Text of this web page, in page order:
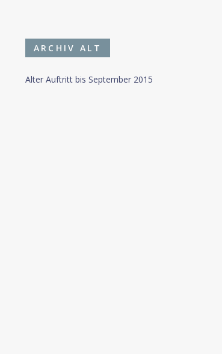
ARCHIV ALT
Alter Auftritt bis September 2015